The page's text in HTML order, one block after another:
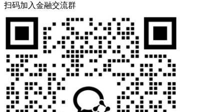
扫码加入金融交流群